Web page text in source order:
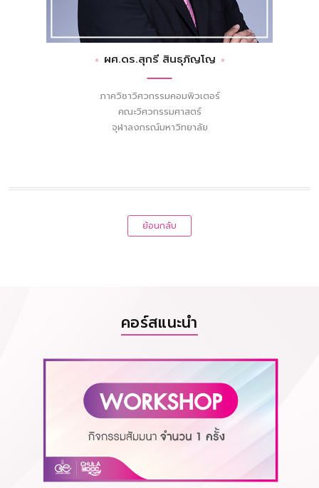
ผศ.ดร.สุกรี สินธุภิญโญ
ภาควิชาวิศวกรรมคอมพิวเตอร์
คณะวิศวกรรมศาสตร์
จุฬาลงกรณ์มหาวิทยาลัย
ย้อนกลับ
คอร์สแนะนำ